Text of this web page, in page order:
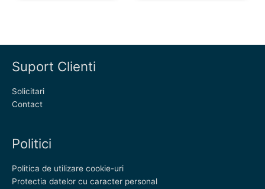
Suport Clienti
Solicitari
Contact
Politici
Politica de utilizare cookie-uri
Protectia datelor cu caracter personal